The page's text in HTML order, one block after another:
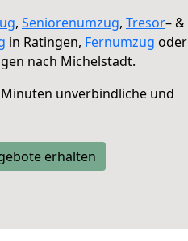
, Seniorenumzug, Tresor– &
in Ratingen, Fernumzug oder
nach Michelstadt.
unverbindliche und
erhalten